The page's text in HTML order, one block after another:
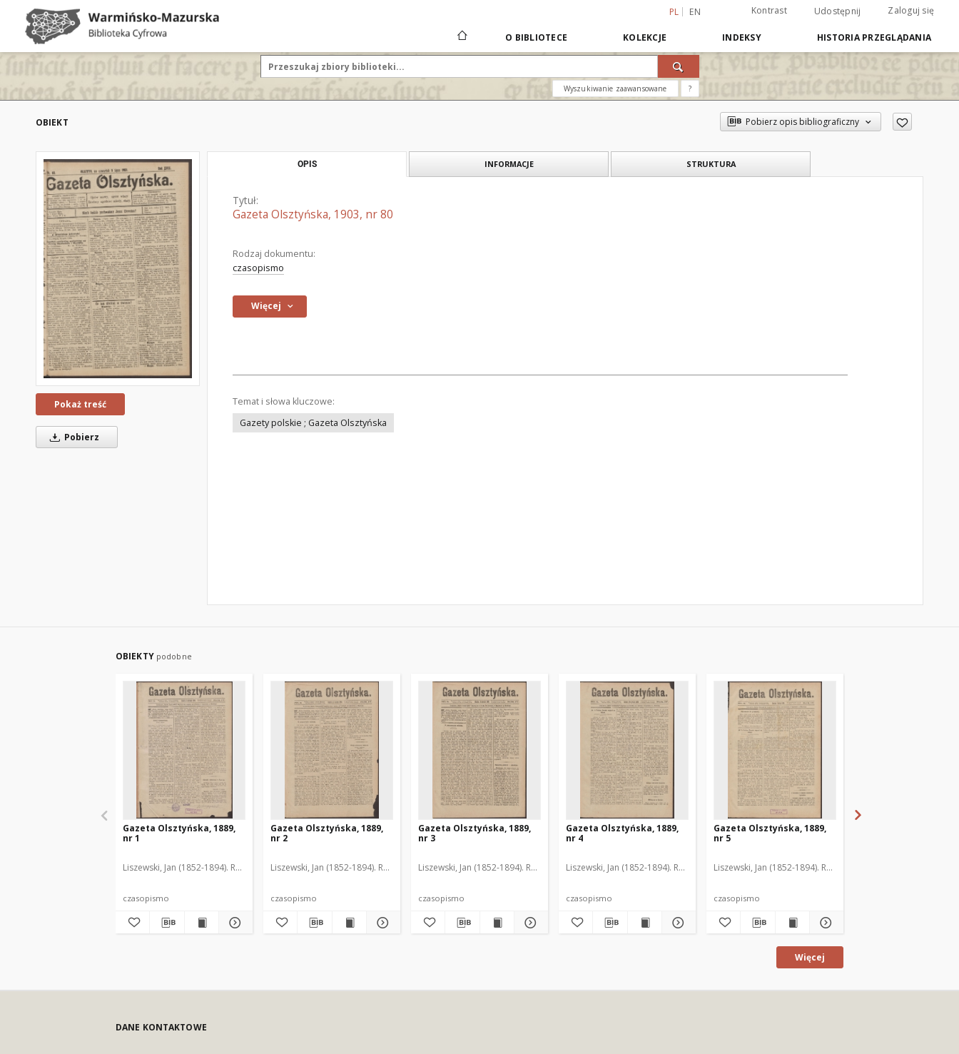
PL EN Kontrast Udostępnij Zaloguj się
O BIBLIOTECE KOLEKCJE INDEKSY HISTORIA PRZEGLĄDANIA
Wyszukiwanie zaawansowane ?
OBIEKT Pobierz opis bibliograficzny
Pokaż treść
Pobierz
OPIS INFORMACJE STRUKTURA
Tytuł:
Gazeta Olsztyńska, 1903, nr 80
Rodzaj dokumentu:
czasopismo
Więcej
Temat i słowa kluczowe:
Gazety polskie ; Gazeta Olsztyńska
OBIEKTY podobne
Gazeta Olsztyńska, 1889,
nr 1
Liszewski, Jan (1852-1894). Red.
czasopismo
Gazeta Olsztyńska, 1889,
nr 2
Liszewski, Jan (1852-1894). Red.
czasopismo
Gazeta Olsztyńska, 1889,
nr 3
Liszewski, Jan (1852-1894). Red.
czasopismo
Gazeta Olsztyńska, 1889,
nr 4
Liszewski, Jan (1852-1894). Red.
czasopismo
Gazeta Olsztyńska, 1889,
nr 5
Liszewski, Jan (1852-1894). Red.
czasopismo
Więcej
DANE KONTAKTOWE